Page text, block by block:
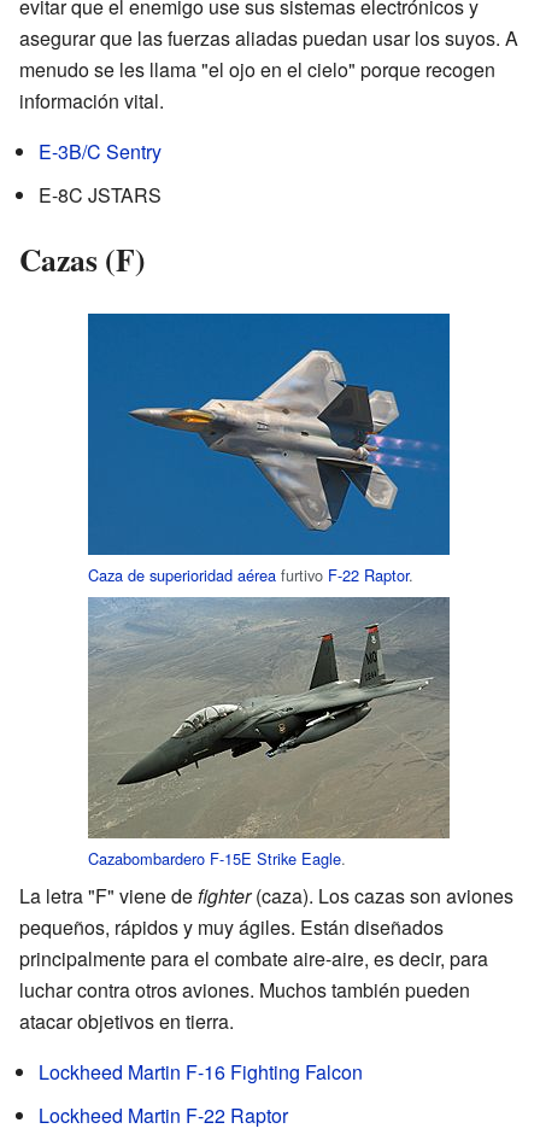
evitar que el enemigo use sus sistemas electrónicos y
asegurar que las fuerzas aliadas puedan usar los suyos. A
menudo se les llama "el ojo en el cielo" porque recogen
información vital.
E-3B/C Sentry
E-8C JSTARS
Cazas (F)
Caza de superioridad aérea furtivo F-22 Raptor.
Cazabombardero F-15E Strike Eagle.
La letra "F" viene defighter(caza). Los cazas son aviones
pequeños, rápidos y muy ágiles. Están diseñados
principalmente para el combate aire-aire, es decir, para
luchar contra otros aviones. Muchos también pueden
atacar objetivos en tierra.
Lockheed Martin F-16 Fighting Falcon
Lockheed Martin F-22 Raptor